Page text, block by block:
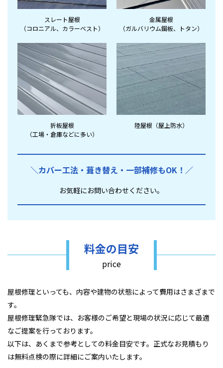
スレート屋根
（コロニアル、 カラーベスト）
金属屋根
（ガルバリウム鋼板、
トタン）
折板屋根
（工場・倉庫などに多い）
陸屋根（屋上防水）
＼カバー工法・葺き替え・ 一部補修もOK！／
お気軽にお問い合わせください。
料金の目安
price
屋根修理といっても、内容や建物の状態によって費用はさまざまで
す。
屋根修理緊急隊では、お客様のご希望と現場の状況に応じて最適
なご提案を行っております。
以下は、あくまで参考としての料金目安です。正式なお見積もり
は無料点検の際に詳細にご案内いたします。